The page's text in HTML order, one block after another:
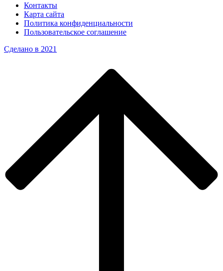
Контакты
Карта сайта
Политика конфиденциальности
Пользовательское соглашение
Сделано в 2021